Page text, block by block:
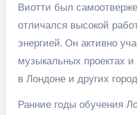
Виотти был
отличался высокой
энергией. Он активно
музыкальных проектах
в Лондоне и других
Ранние годы обучения